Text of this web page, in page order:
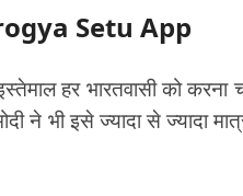
Setu App
हर भारतवासी को
ने भी इसे ज्यादा से ज्यादा